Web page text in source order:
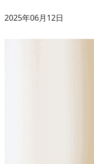
2025年06月12日